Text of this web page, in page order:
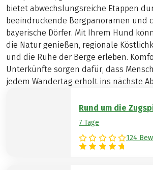
bietet abwechslungsreiche Etappen
beeindruckende Bergpanoramen und
bayerische Dörfer. Mit Ihrem Hund
die Natur genießen, regionale
und die Ruhe der Berge erleben.
Unterkünfte sorgen dafür, dass
jedem Wandertag erholt ins nächste
Rund um die
7 Tage
124